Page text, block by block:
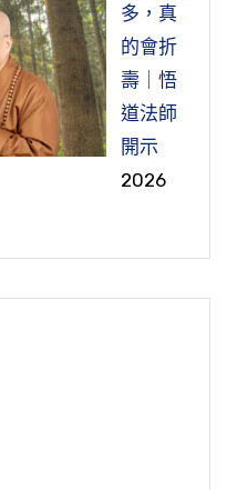
多，真
的會折
壽｜悟
道法師
開示
2026